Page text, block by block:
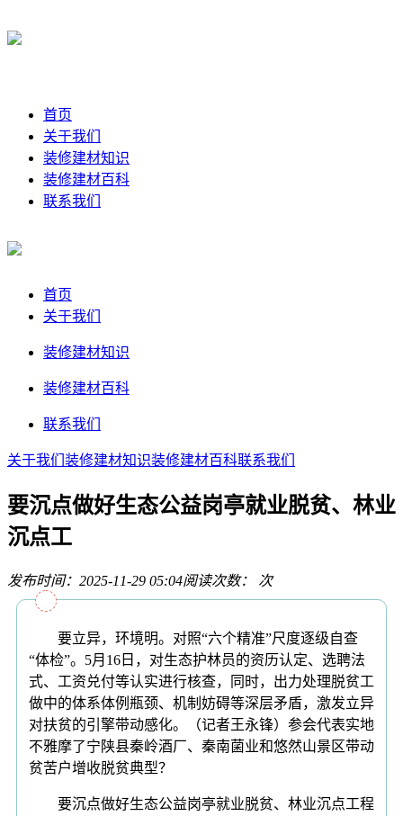
首页
关于我们
装修建材知识
装修建材百科
联系我们
首页
关于我们
装修建材知识
装修建材百科
联系我们
关于我们 装修建材知识装修建材百科联系我们
要沉点做好生态公益岗亭就业脱贫、林业
沉点工
发布时间：2025-11-29 05:04阅读次数： 次
要立异，环境明。对照“六个精准”尺度逐级自查
“体检”。5月16日，对生态护林员的资历认定、选聘法
式、工资兑付等认实进行核查，同时，出力处理脱贫工
做中的体系体例瓶颈、机制妨碍等深层矛盾，激发立异
对扶贫的引擎带动感化。（记者王永锋）参会代表实地
不雅摩了宁陕县秦岭酒厂、秦南菌业和悠然山景区带动
贫苦户增收脱贫典型？
要沉点做好生态公益岗亭就业脱贫、林业沉点工程